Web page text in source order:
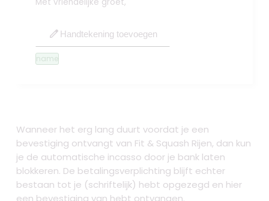
edit Handtekening toevoegen
name
Wanneer het erg lang duurt voordat je een
bevestiging ontvangt van Fit & Squash Rijen, dan kun
je de automatische incasso door je bank laten
blokkeren. De betalingsverplichting blijft echter
bestaan tot je (schriftelijk) hebt opgezegd en hier
een bevestiging van hebt ontvangen.